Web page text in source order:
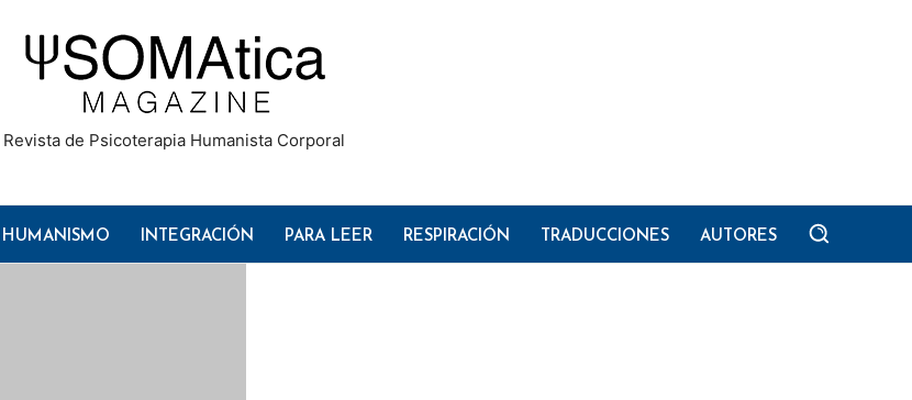
Revista de Psicoterapia Humanista Corporal
HUMANISMO INTEGRACIÓN PARA LEER RESPIRACIÓN TRADUCCIONES AUTORES